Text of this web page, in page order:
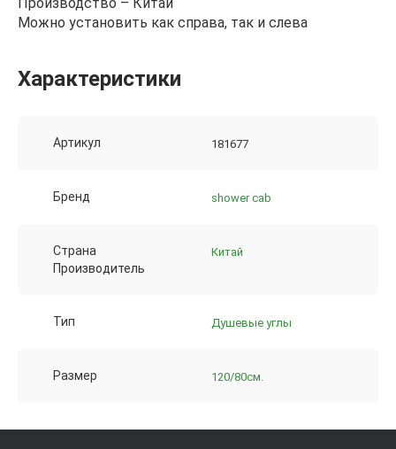
Можно установить как справа, так и слева
Характеристики
Артикул 181677
Бренд shower cab
Страна
Производитель
Китай
Тип Душевые углы
Размер 120/80см.